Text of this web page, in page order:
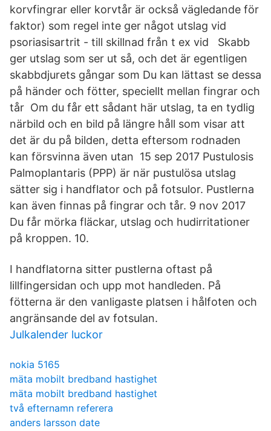
korvfingrar eller korvtår är också vägledande för
faktor) som regel inte ger något utslag vid
psoriasisartrit - till skillnad från t ex vid Skabb
ger utslag som ser ut så, och det är egentligen
skabbdjurets gångar som Du kan lättast se dessa
på händer och fötter, speciellt mellan fingrar och
tår Om du får ett sådant här utslag, ta en tydlig
närbild och en bild på längre håll som visar att
det är du på bilden, detta eftersom rodnaden
kan försvinna även utan 15 sep 2017 Pustulosis
Palmoplantaris (PPP) är när pustulösa utslag
sätter sig i handflator och på fotsulor. Pustlerna
kan även finnas på fingrar och tår. 9 nov 2017
Du får mörka fläckar, utslag och hudirritationer
på kroppen. 10.
I handflatorna sitter pustlerna oftast på
lillfingersidan och upp mot handleden. På
fötterna är den vanligaste platsen i hålfoten och
angränsande del av fotsulan.
Julkalender luckor
nokia 5165
mäta mobilt bredband hastighet
mäta mobilt bredband hastighet
två efternamn referera
anders larsson date